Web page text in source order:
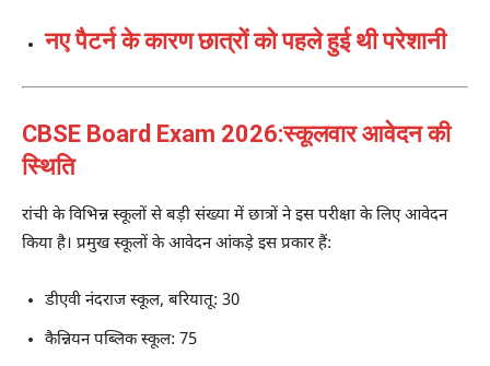
नए पैटर्न के कारण छात्रों को पहले हुई थी परेशानी
CBSE Board Exam 2026:स्कूलवार आवेदन की
स्थिति
रांची के विभिन्न स्कूलों से बड़ी संख्या में छात्रों ने इस परीक्षा के लिए आवेदन
किया है। प्रमुख स्कूलों के आवेदन आंकड़े इस प्रकार हैं:
डीएवी नंदराज स्कूल, बरियातू: 30
कैन्नियन पब्लिक स्कूल: 75